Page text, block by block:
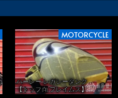
MOTORCYCLE
ハーレー レガシータンク
【トップ面 フレイムス】